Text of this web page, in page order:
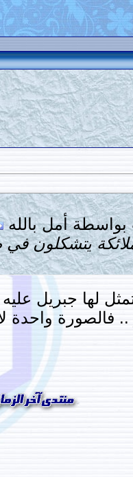
بواسطة أمل بالله
يتشكلون
لها جبريل
.. فالصورة